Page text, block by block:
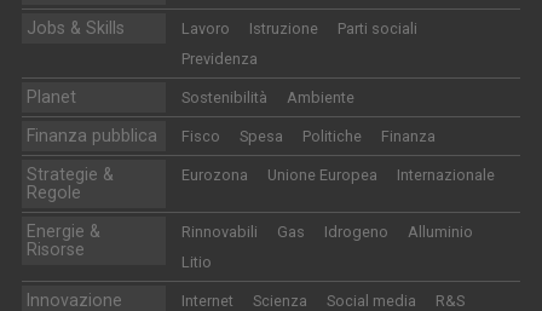
Jobs & Skills Lavoro Istruzione
Parti sociali
Previdenza
Planet Sostenibilità Ambiente
Finanza pubblica Fisco Spesa Politiche Finanza
Strategie &
Regole
Eurozona Unione Europea Internazionale
Energie &
Risorse
Rinnovabili Gas Idrogeno
Alluminio
Litio
Innovazione Internet Scienza Social media R&S